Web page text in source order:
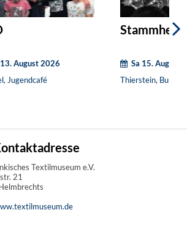
August 2026
Jugendcafé
Stammheim
Sa 15. August
Thierstein,
Textilmuseum e.V.
21